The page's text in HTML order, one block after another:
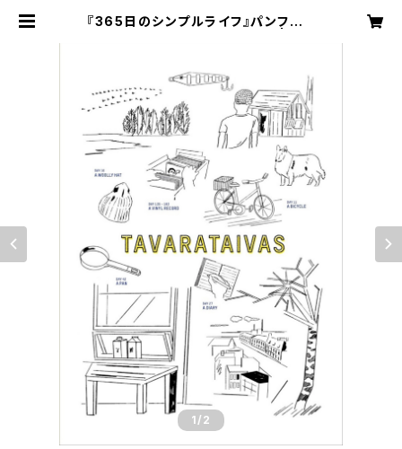
『365日のシンプルライフ』パンフレッ
1 /2